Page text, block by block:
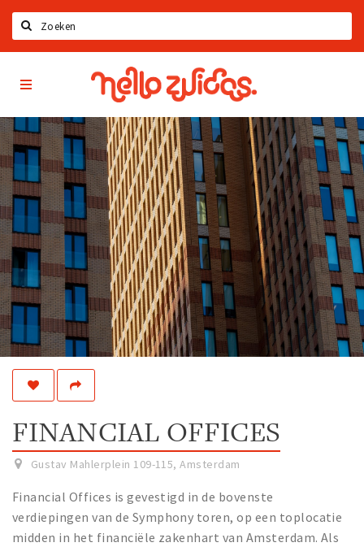
Home
Latest news
Upcoming events
Zuidas Jobs
Offers & Deals
Restaurants
Bars
Hotels
Shops
Live
Work
Travel
Sports & leisure
Magazine
Columns
Hello
Zuidas
App
FINANCIAL OFFICES
Gustav Mahlerplein 109-115,Amsterdam
Financial Offices is gevestigd in de bovenste
verdiepingen van de Symphony toren, op een toplocatie
midden in het financiële zakenhart van Amsterdam. Als